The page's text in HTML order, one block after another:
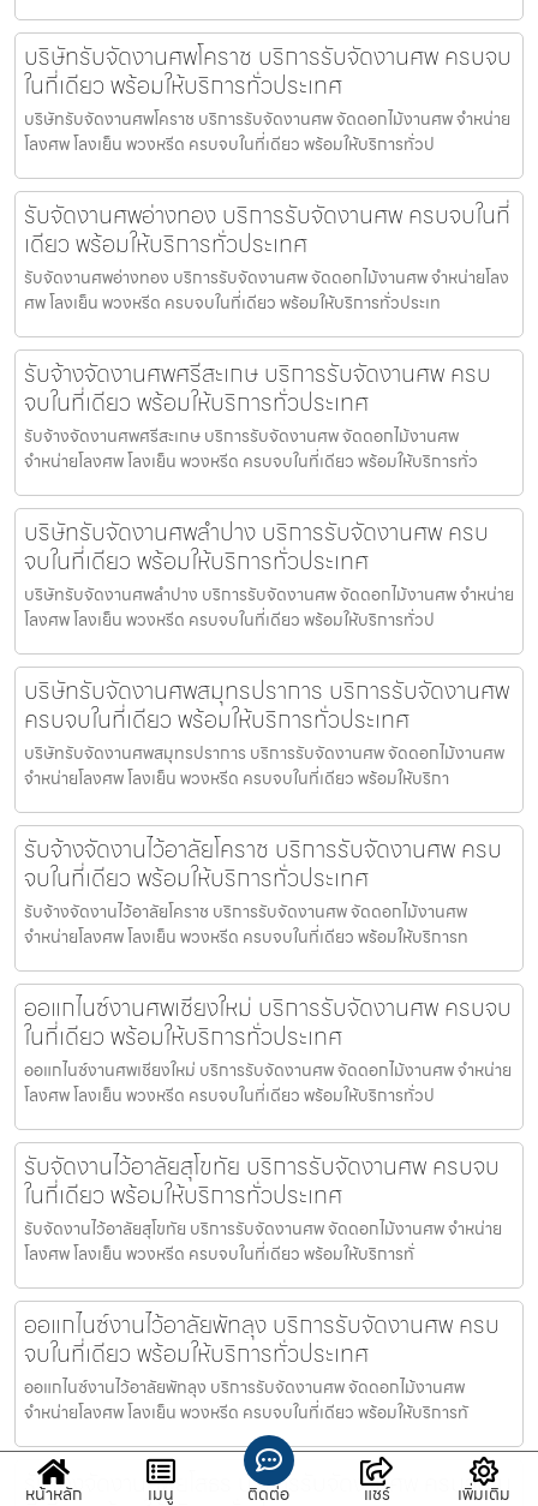
บริษัทรับจัดงานศพโคราช บริการรับจัดงานศพ ครบจบ
ในที่เดียว พร้อมให้บริการทั่วประเทศ
บริษัทรับจัดงานศพโคราช บริการรับจัดงานศพ จัดดอกไม้งานศพ จำหน่าย
โลงศพ โลงเย็น พวงหรีด ครบจบในที่เดียว พร้อมให้บริการทั่วป
รับจัดงานศพอ่างทอง บริการรับจัดงานศพ ครบจบในที่
เดียว พร้อมให้บริการทั่วประเทศ
รับจัดงานศพอ่างทอง บริการรับจัดงานศพ จัดดอกไม้งานศพ จำหน่ายโลง
ศพ โลงเย็น พวงหรีด ครบจบในที่เดียว พร้อมให้บริการทั่วประเท
รับจ้างจัดงานศพศรีสะเกษ บริการรับจัดงานศพ ครบ
จบในที่เดียว พร้อมให้บริการทั่วประเทศ
รับจ้างจัดงานศพศรีสะเกษ บริการรับจัดงานศพ จัดดอกไม้งานศพ
จำหน่ายโลงศพ โลงเย็น พวงหรีด ครบจบในที่เดียว พร้อมให้บริการทั่ว
บริษัทรับจัดงานศพลำปาง บริการรับจัดงานศพ ครบ
จบในที่เดียว พร้อมให้บริการทั่วประเทศ
บริษัทรับจัดงานศพลำปาง บริการรับจัดงานศพ จัดดอกไม้งานศพ จำหน่าย
โลงศพ โลงเย็น พวงหรีด ครบจบในที่เดียว พร้อมให้บริการทั่วป
บริษัทรับจัดงานศพสมุทรปราการ บริการรับจัดงานศพ
ครบจบในที่เดียว พร้อมให้บริการทั่วประเทศ
บริษัทรับจัดงานศพสมุทรปราการ บริการรับจัดงานศพ จัดดอกไม้งานศพ
จำหน่ายโลงศพ โลงเย็น พวงหรีด ครบจบในที่เดียว พร้อมให้บริกา
รับจ้างจัดงานไว้อาลัยโคราช บริการรับจัดงานศพ ครบ
จบในที่เดียว พร้อมให้บริการทั่วประเทศ
รับจ้างจัดงานไว้อาลัยโคราช บริการรับจัดงานศพ จัดดอกไม้งานศพ
จำหน่ายโลงศพ โลงเย็น พวงหรีด ครบจบในที่เดียว พร้อมให้บริการท
ออแกไนซ์งานศพเชียงใหม่ บริการรับจัดงานศพ ครบจบ
ในที่เดียว พร้อมให้บริการทั่วประเทศ
ออแกไนซ์งานศพเชียงใหม่ บริการรับจัดงานศพ จัดดอกไม้งานศพ จำหน่าย
โลงศพ โลงเย็น พวงหรีด ครบจบในที่เดียว พร้อมให้บริการทั่วป
รับจัดงานไว้อาลัยสุโขทัย บริการรับจัดงานศพ ครบจบ
ในที่เดียว พร้อมให้บริการทั่วประเทศ
รับจัดงานไว้อาลัยสุโขทัย บริการรับจัดงานศพ จัดดอกไม้งานศพ จำหน่าย
โลงศพ โลงเย็น พวงหรีด ครบจบในที่เดียว พร้อมให้บริการทั่
ออแกไนซ์งานไว้อาลัยพัทลุง บริการรับจัดงานศพ ครบ
จบในที่เดียว พร้อมให้บริการทั่วประเทศ
ออแกไนซ์งานไว้อาลัยพัทลุง บริการรับจัดงานศพ จัดดอกไม้งานศพ
จำหน่ายโลงศพ โลงเย็น พวงหรีด ครบจบในที่เดียว พร้อมให้บริการทั
รับจ้างจัดงานศพยโสธร บริการรับจัดงานศพ ครบจบใน
หน้าหลัก เมนู ติดต่อ แชร์ เพิ่มเติม